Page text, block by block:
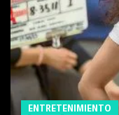
ENTRETENIMIENTO